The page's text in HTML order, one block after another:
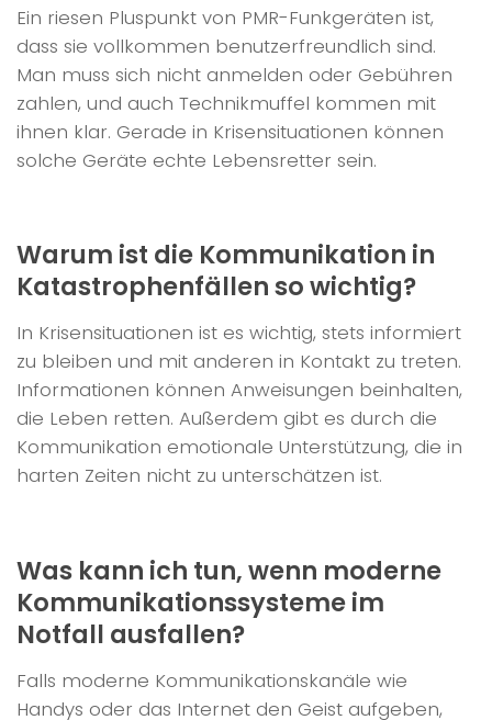
Ein riesen Pluspunkt von PMR-Funkgeräten ist,
dass sie vollkommen benutzerfreundlich sind.
Man muss sich nicht anmelden oder Gebühren
zahlen, und auch Technikmuffel kommen mit
ihnen klar. Gerade in Krisensituationen können
solche Geräte echte Lebensretter sein.
Warum ist die Kommunikation in
Katastrophenfällen so wichtig?
In Krisensituationen ist es wichtig, stets informiert
zu bleiben und mit anderen in Kontakt zu treten.
Informationen können Anweisungen beinhalten,
die Leben retten. Außerdem gibt es durch die
Kommunikation emotionale Unterstützung, die in
harten Zeiten nicht zu unterschätzen ist.
Was kann ich tun, wenn moderne
Kommunikationssysteme im
Notfall ausfallen?
Falls moderne Kommunikationskanäle wie
Handys oder das Internet den Geist aufgeben,